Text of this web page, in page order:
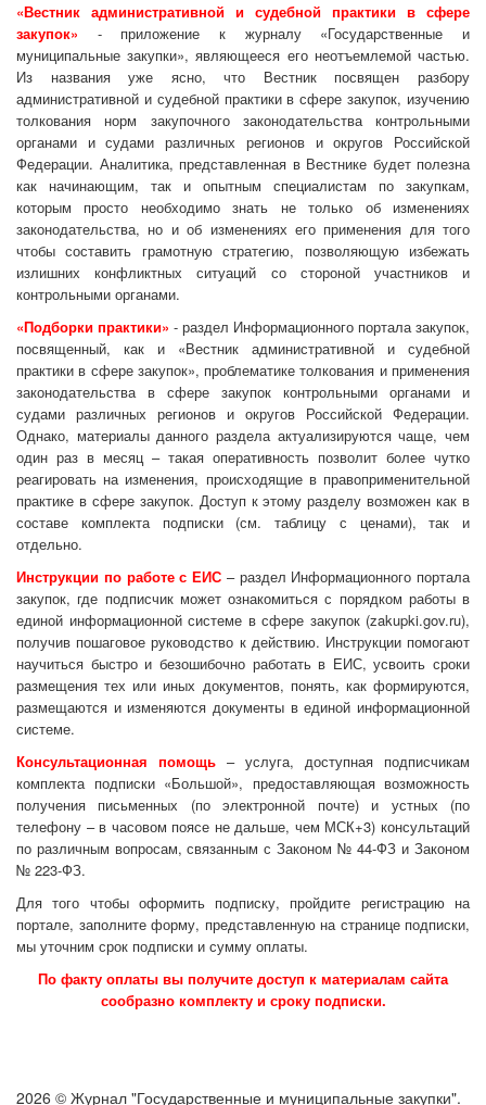
«Вестник административной и судебной практики в сфере
закупок» - приложение к журналу «Государственные и
муниципальные закупки», являющееся его неотъемлемой частью.
Из названия уже ясно, что Вестник посвящен разбору
административной и судебной практики в сфере закупок, изучению
толкования норм закупочного законодательства контрольными
органами и судами различных регионов и округов Российской
Федерации. Аналитика, представленная в Вестнике будет полезна
как начинающим, так и опытным специалистам по закупкам,
которым просто необходимо знать не только об изменениях
законодательства, но и об изменениях его применения для того
чтобы составить грамотную стратегию, позволяющую избежать
излишних конфликтных ситуаций со стороной участников и
контрольными органами.
«Подборки практики» - раздел Информационного портала закупок,
посвященный, как и «Вестник административной и судебной
практики в сфере закупок», проблематике толкования и применения
законодательства в сфере закупок контрольными органами и
судами различных регионов и округов Российской Федерации.
Однако, материалы данного раздела актуализируются чаще, чем
один раз в месяц – такая оперативность позволит более чутко
реагировать на изменения, происходящие в правоприменительной
практике в сфере закупок. Доступ к этому разделу возможен как в
составе комплекта подписки (см. таблицу с ценами), так и
отдельно.
Инструкции по работе с ЕИС – раздел Информационного портала
закупок, где подписчик может ознакомиться с порядком работы в
единой информационной системе в сфере закупок (zakupki.gov.ru),
получив пошаговое руководство к действию. Инструкции помогают
научиться быстро и безошибочно работать в ЕИС, усвоить сроки
размещения тех или иных документов, понять, как формируются,
размещаются и изменяются документы в единой информационной
системе.
Консультационная помощь – услуга, доступная подписчикам
комплекта подписки «Большой», предоставляющая возможность
получения письменных (по электронной почте) и устных (по
телефону – в часовом поясе не дальше, чем МСК+3) консультаций
по различным вопросам, связанным с Законом № 44-ФЗ и Законом
№ 223-ФЗ.
Для того чтобы оформить подписку, пройдите регистрацию на
портале, заполните форму, представленную на странице подписки,
мы уточним срок подписки и сумму оплаты.
По факту оплаты вы получите доступ к материалам сайта
сообразно комплекту и сроку подписки.
2026 © Журнал "Государственные и муниципальные закупки".